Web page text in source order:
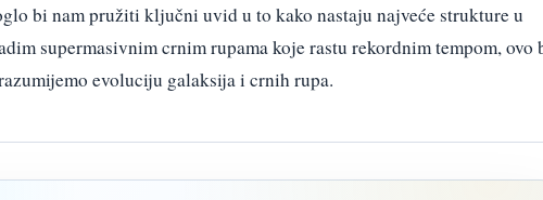
bi nam pružiti ključni uvid u to kako nastaju najveće strukture u
supermasivnim crnim rupama koje rastu rekordnim tempom, ovo
evoluciju galaksija i crnih rupa.